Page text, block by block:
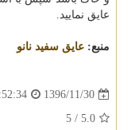
عایق نمایید.
منبع: عایق سفید نانو
1396/11/30
5.0
/ 5